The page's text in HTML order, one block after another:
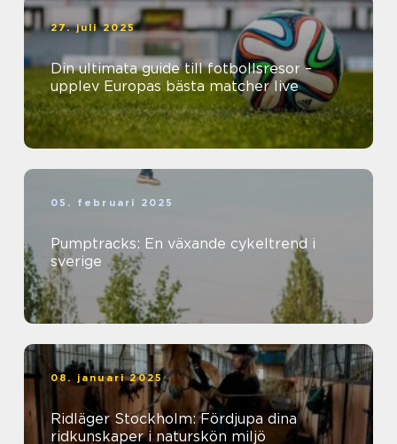
27. juli 2025
Din ultimata guide till fotbollsresor –
upplev Europas bästa matcher live
05. februari 2025
Pumptracks: En växande cykeltrend i
sverige
08. januari 2025
Ridläger Stockholm: Fördjupa dina
ridkunskaper i naturskön miljö